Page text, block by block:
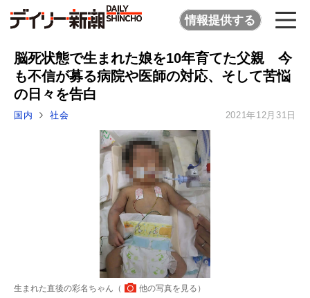
情報提供する
脳死状態で生まれた娘を10年育てた父親 今
も不信が募る病院や医師の対応、そして苦悩
の日々を告白
国内 社会 2021年12月31日
生まれた直後の彩名ちゃん（ 他の写真を見る ）